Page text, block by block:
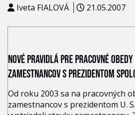
Iveta FIALOVÁ 21.05.2007
NOVÉ PRAVIDLÁ PRE PRACOVNÉ
ZAMESTNANCOV S PREZIDENTOM
Od roku 2003 sa na pracovných
zamestnancov s prezidentom U.